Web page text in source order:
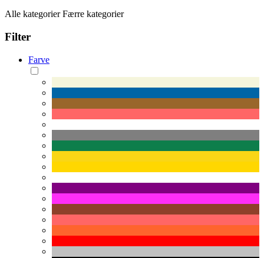
Alle kategorier Færre kategorier
Filter
Farve